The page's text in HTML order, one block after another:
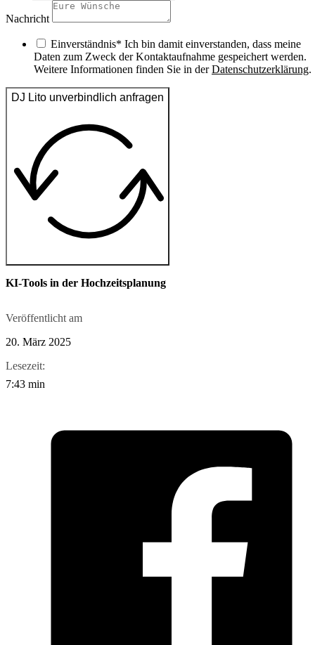
Nachricht
Einverständnis* Ich bin damit einverstanden, dass meine
Daten zum Zweck der Kontaktaufnahme gespeichert werden.
Weitere Informationen finden Sie in derDatenschutzerklärung.
DJ Lito unverbindlich anfragen
KI-Tools in der Hochzeitsplanung
Veröffentlicht am
20. März 2025
Lesezeit:
7:43 min